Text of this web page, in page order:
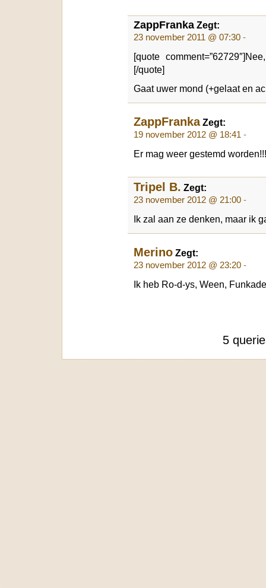
ZappFranka Zegt:
23 november 2011 @ 07:30 -
[quote
[/quote]
Gaat uwer mond (+gelaat en
ZappFrankaZegt:
19 november 2012 @ 18:41 -
Er mag weer gestemd
Tripel B. Zegt:
23 november 2012 @ 21:00 -
Ik zal aan ze denken, maar ik
Merino Zegt:
23 november 2012 @ 23:20 -
Ik heb Ro-d-ys, Ween,
5